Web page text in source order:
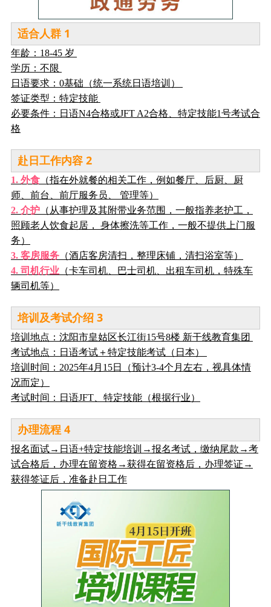
适合人群 1
年龄：18-45 岁
学历：不限
日语要求：0基础（统一系统日语培训）
签证类型：特定技能
必要条件：日语N4合格或JFT A2合格、特定技能1号考试合
格
赴日工作内容 2
1. 外食 （指在外就餐的相关工作，例如餐厅、后厨、厨
师、前台、前厅服务员、 管理等）
2. 介护 （从事护理及其附带业务范围，一般指养老护工，
照顾老人饮食起居， 身体擦洗等工作，一般不提供上门服
务）
3. 客房服务 （酒店客房清扫，整理床铺，清扫浴室等）
4. 司机行业 （卡车司机、巴士司机、出租车司机，特殊车
辆司机等）
培训及考试介绍 3
培训地点：沈阳市皇姑区长江街15号8楼 新干线教育集团
考试地点：日语考试＋特定技能考试（日本）
培训时间：2025年4月15日（预计3-4个月左右，视具体情
况而定）
考试时间：日语JFT、特定技能（根据行业）
办理流程 4
报名面试→日语+特定技能培训→报名考试，缴纳尾款→考
试合格后，办理在留资格→获得在留资格后，办理签证→
获得签证后，准备赴日工作